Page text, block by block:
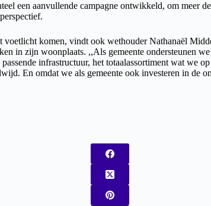
een aanvullende campagne ontwikkeld, om meer
voetlicht komen, vindt ook wethouder Nathanaël
in zijn woonplaats. ,,Als gemeente ondersteunen
infrastructuur, het totaalassortiment wat we
En omdat we als gemeente ook investeren in